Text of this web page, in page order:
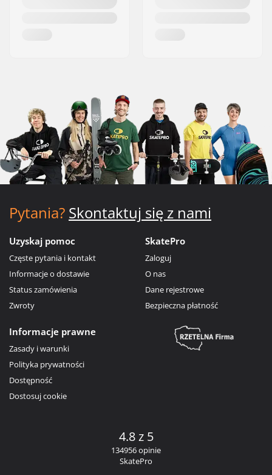
Pytania? Skontaktuj się z nami
Uzyskaj pomoc
Częste pytania i kontakt
Informacje o dostawie
Status zamówienia
Zwroty
SkatePro
Zaloguj
O nas
Dane rejestrowe
Bezpieczna płatność
Informacje prawne
Zasady i warunki
Polityka prywatności
Dostępność
Dostosuj cookie
4.8 z 5
134956 opinie
SkatePro